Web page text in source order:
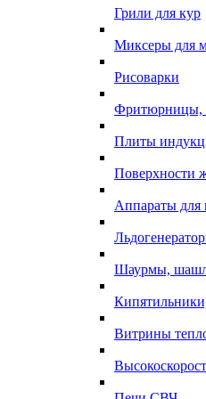
Грили для кур
Миксеры для
Рисоварки
Фритюрницы,
Плиты
Поверхности
Аппараты для
Шаурмы,
Витрины